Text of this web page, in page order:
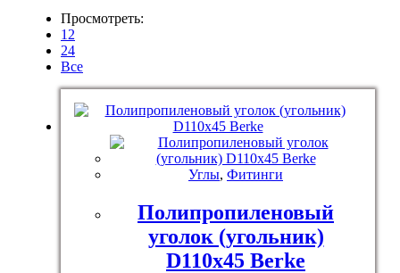
Просмотреть:
12
24
Все
Углы, Фитинги
Полипропиленовый
уголок (угольник)
D110x45 Berke